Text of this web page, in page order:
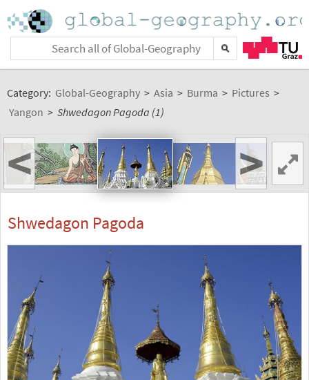
Category: Global-Geography > Asia > Burma > Pictures >
Yangon > Shwedagon Pagoda (1)
< >
Shwedagon Pagoda